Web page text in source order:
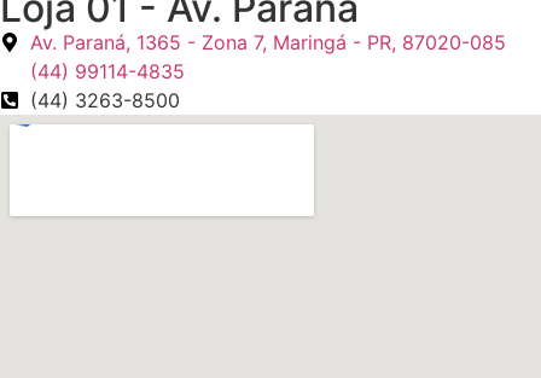
Av. Paraná, 1365 - Zona 7, Maringá - PR, 87020-085
(44) 99114-4835
(44) 3263-8500